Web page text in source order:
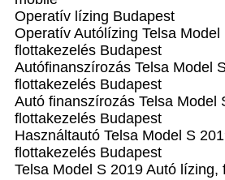
Operatív lízing Budapest
Operatív Autólízing Telsa
flottakezelés Budapest
Autófinanszírozás Telsa Model
flottakezelés Budapest
Autó finanszírozás Telsa Model
flottakezelés Budapest
Használtautó Telsa Model S
flottakezelés Budapest
Telsa Model S 2019 Autó lízing,